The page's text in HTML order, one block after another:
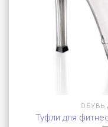
ОБУВЬ
Туфли для